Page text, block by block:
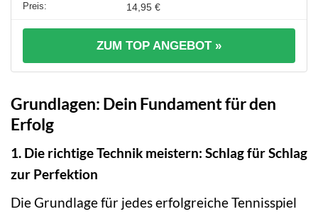
14,95 €
ZUM TOP ANGEBOT »
Grundlagen: Dein Fundament für den
Erfolg
1. Die richtige Technik meistern: Schlag für Schlag
zur Perfektion
Die Grundlage für jedes erfolgreiche Tennisspiel